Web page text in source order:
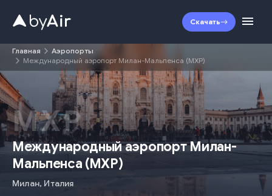
Скачать
Главная
Аэропорты
Международный аэропорт Милан-Мальпенса (MXP)
MXP
Международный аэропорт Милан-
Мальпенса (MXP)
Милан, Италия